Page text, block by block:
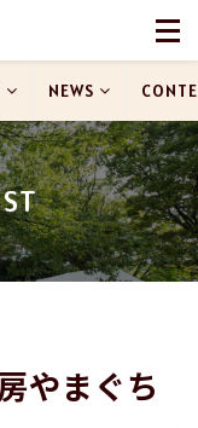
NEWS
やまぐち